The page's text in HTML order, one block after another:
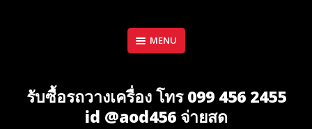
MENU
รับซื้อรถวางเครื่อง โทร 099 456 2455
id @aod456 จ่ายสด